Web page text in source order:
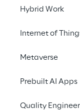
Hybrid Work
Internet of
Metaverse
Prebuilt AI Apps
Quality
Grazie alla
nell'identificare i
sviluppare